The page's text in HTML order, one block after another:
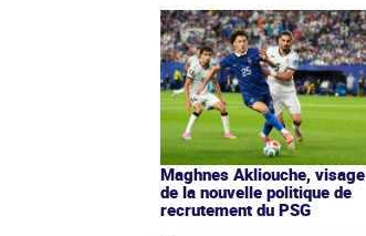
Maghnes Akliouche, visage
de la nouvelle politique de
recrutement du PSG